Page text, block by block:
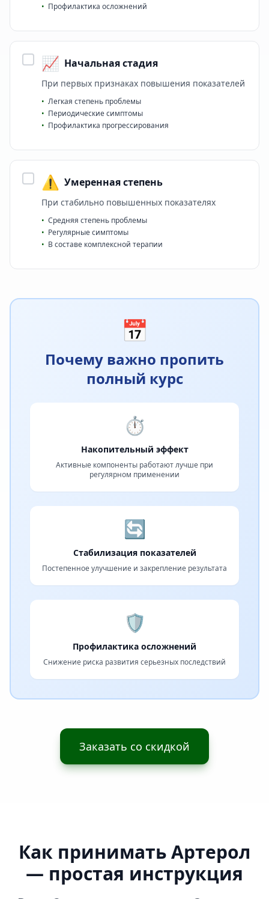
• Профилактика осложнений
📈 Начальная стадия
При первых признаках повышения показателей
• Легкая степень проблемы
• Периодические симптомы
• Профилактика прогрессирования
⚠️ Умеренная степень
При стабильно повышенных показателях
• Средняя степень проблемы
• Регулярные симптомы
• В составе комплексной терапии
📅
Почему важно пропить
полный курс
⏱️
Накопительный эффект
Активные компоненты работают лучше при
регулярном применении
🔄
Стабилизация показателей
Постепенное улучшение и закрепление результата
🛡️
Профилактика осложнений
Снижение риска развития серьезных последствий
Заказать со скидкой
Как принимать Артерол
— простая инструкция